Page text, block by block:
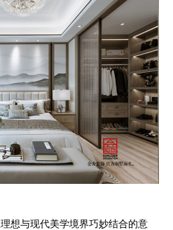
想与现代美学境界巧妙结合的意